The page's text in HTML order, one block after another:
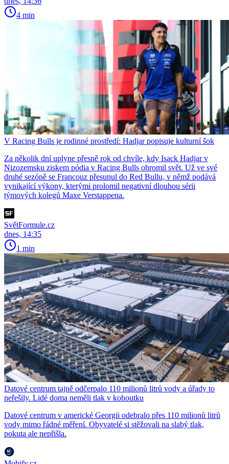
4 min
V Racing Bulls je rodinné prostředí: Hadjar popisuje kulturní šok
Za několik dní uplyne přesně rok od chvíle, kdy Isack Hadjar v
Nizozemsku ziskem pódia v Racing Bulls ohromil svět. Už ve své
druhé sezóně se Francouz přesunul do Red Bullu, v němž podává
vynikající výkony, kterými prolomil negativní dlouhou sérii
týmových kolegů Maxe Verstappena.
SvětFormule.cz
dnes, 14:35
1 min
Datové centrum tajně odčerpalo 110 milionů litrů vody a úřady to
neřešily. Lidé doma neměli tlak v kohoutku
Datové centrum v americké Georgii odebralo přes 110 milionů litrů
vody mimo řádné měření. Obyvatelé si stěžovali na slabý tlak,
pokuta ale nepřišla.